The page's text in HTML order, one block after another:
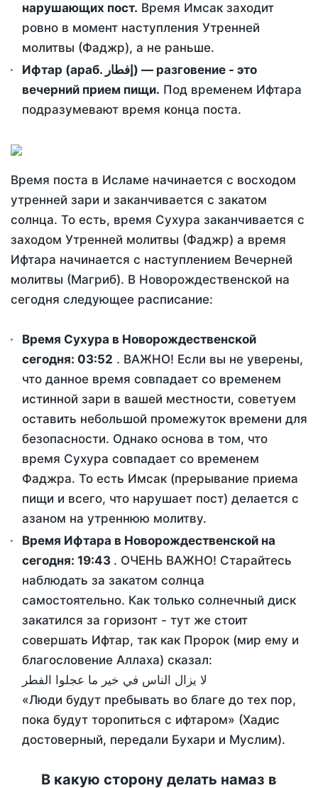
нарушающих пост. Время Имсак заходит
ровно в момент наступления Утренней
молитвы (Фаджр), а не раньше.
Ифтар (араб. إفطار) — разговение - это
вечерний прием пищи. Под временем Ифтара
подразумевают время конца поста.
Время поста в Исламе начинается с восходом
утренней зари и заканчивается с закатом
солнца. То есть, время Сухура заканчивается с
заходом Утренней молитвы (Фаджр) а время
Ифтара начинается с наступлением Вечерней
молитвы (Магриб). В Новорождественской на
сегодня следующее расписание:
Время Сухура в Новорождественской
сегодня: 03:52 . ВАЖНО! Если вы не уверены,
что данное время совпадает со временем
истинной зари в вашей местности, советуем
оставить небольшой промежуток времени для
безопасности. Однако основа в том, что
время Сухура совпадает со временем
Фаджра. То есть Имсак (прерывание приема
пищи и всего, что нарушает пост) делается с
азаном на утреннюю молитву.
Время Ифтара в Новорождественской на
сегодня: 19:43 . ОЧЕНЬ ВАЖНО! Старайтесь
наблюдать за закатом солнца
самостоятельно. Как только солнечный диск
закатился за горизонт - тут же стоит
совершать Ифтар, так как Пророк (мир ему и
благословение Аллаха) сказал:
لا يزال الناس في خير ما عجلوا الفطر
«Люди будут пребывать во благе до тех пор,
пока будут торопиться с ифтаром» (Хадис
достоверный, передали Бухари и Муслим).
В какую сторону делать намаз в